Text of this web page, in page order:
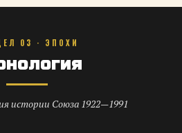
03 · ЭПОХИ
истории Союза 1922—1991